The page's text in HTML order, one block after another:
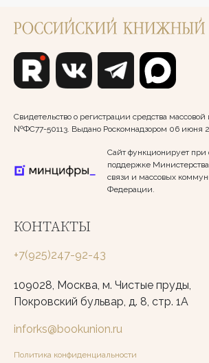
Свидетельство о регистрации средства
№ФС77-50113. Выдано Роскомнадзором 06 июня
Сайт функционирует при
поддержке
связи и массовых
Федерации.
КОНТАКТЫ
+7(925)247-92-43
109028, Москва, м. Чистые пруды,
Покровский бульвар, д. 8, стр. 1А
inforks@bookunion.ru
Политика конфиденциальности